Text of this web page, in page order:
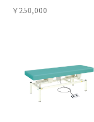
￥250,000